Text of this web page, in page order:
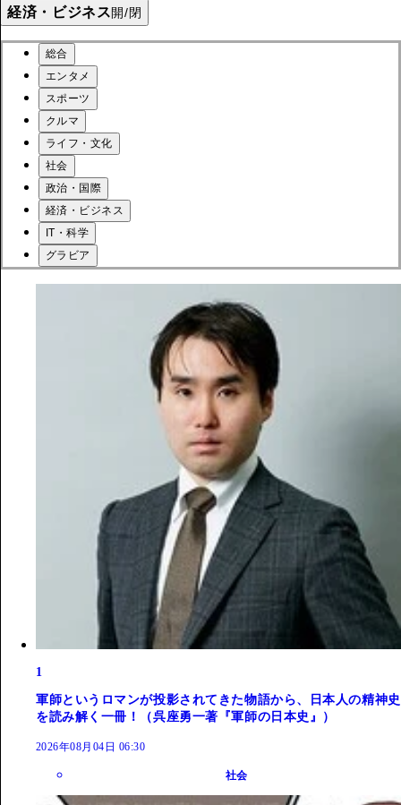
経済・ビジネス開/閉
総合
エンタメ
スポーツ
クルマ
ライフ・文化
社会
政治・国際
経済・ビジネス
IT・科学
グラビア
1
軍師というロマンが投影されてきた物語から、日本人の精神史
を読み解く一冊！（呉座勇一著『軍師の日本史』）
2026年08月04日 06:30
社会